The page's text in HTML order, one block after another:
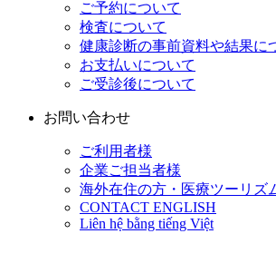
ご予約について
検査について
健康診断の事前資料や結果に
お支払いについて
ご受診後について
お問い合わせ
ご利用者様
企業ご担当者様
海外在住の方・医療ツーリズ
CONTACT ENGLISH
Liên hệ bằng tiếng Việt